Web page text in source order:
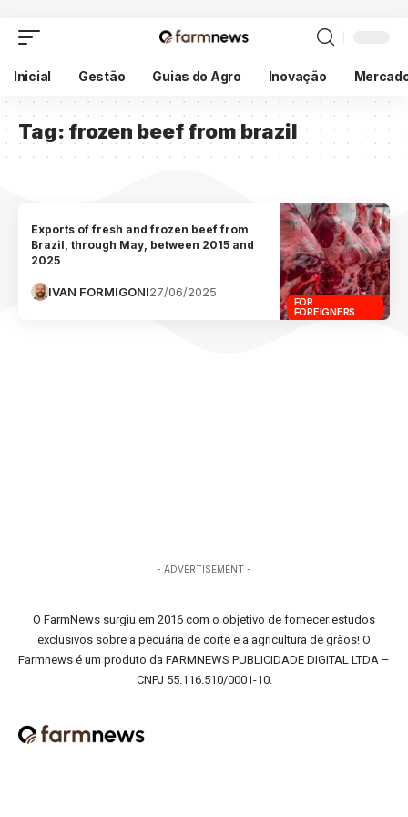
Inicial Gestão Guias do Agro Inovação
Tag: frozen beef from brazil
FOR
FOREIGNERS
Exports of fresh and frozen beef from
Brazil, through May, between 2015 and
2025
IVAN FORMIGONI27/06/2025
- ADVERTISEMENT -
O FarmNews surgiu em 2016 com o objetivo de fornecer estudos
exclusivos sobre a pecuária de corte e a agricultura de grãos! O
Farmnews é um produto da FARMNEWS PUBLICIDADE DIGITAL LTDA –
CNPJ 55.116.510/0001-10.